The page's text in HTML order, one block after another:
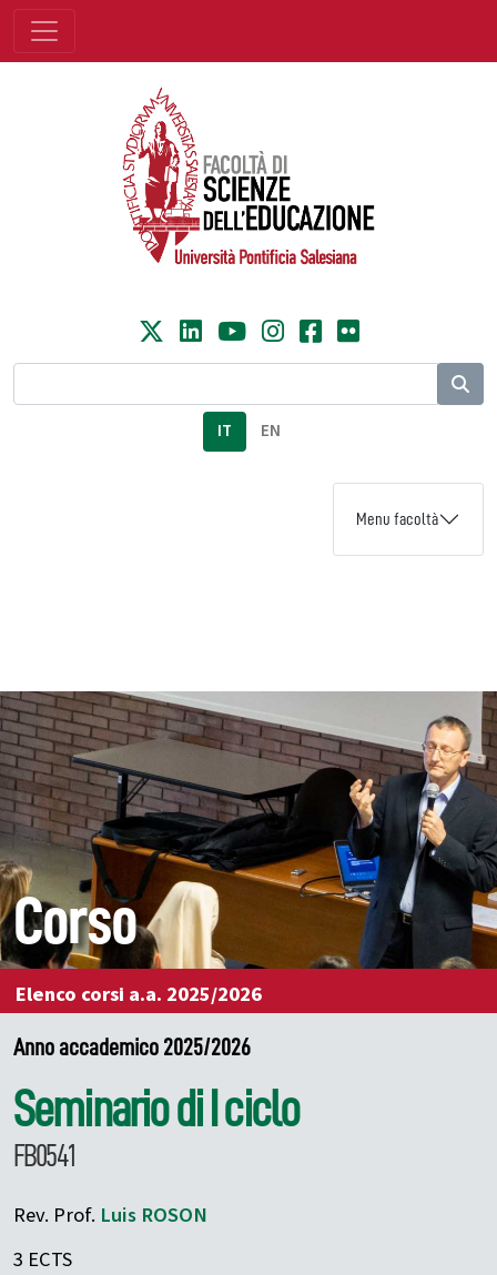
IT EN
Menu facoltà
Corso
Elenco corsi a.a. 2025/2026
Anno accademico 2025/2026
Seminario di I ciclo
FB0541
Rev. Prof. Luis ROSON
3 ECTS